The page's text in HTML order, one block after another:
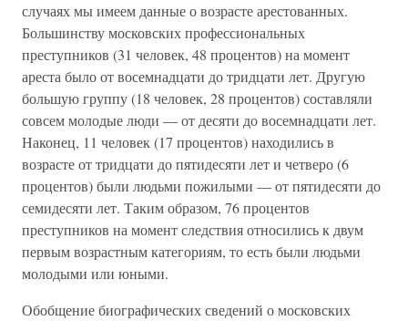
случаях мы имеем данные о возрасте арестованных.
Большинству московских профессиональных
преступников (31 человек, 48 процентов) на момент
ареста было от восемнадцати до тридцати лет. Другую
большую группу (18 человек, 28 процентов) составляли
совсем молодые люди — от десяти до восемнадцати лет.
Наконец, 11 человек (17 процентов) находились в
возрасте от тридцати до пятидесяти лет и четверо (6
процентов) были людьми пожилыми — от пятидесяти до
семидесяти лет. Таким образом, 76 процентов
преступников на момент следствия относились к двум
первым возрастным категориям, то есть были людьми
молодыми или юными.
Обобщение биографических сведений о московских